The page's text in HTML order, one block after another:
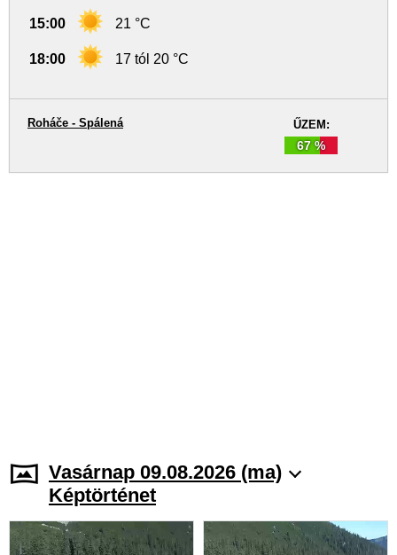
15:00 21 °C
18:00 17 tól 20 °C
ŰZEM:
67 %
Roháče - Spálená
Vasárnap 09.08.2026 (ma)
Képtörténet